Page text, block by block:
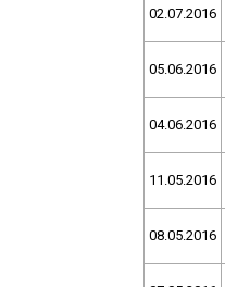
02.07.2016
05.06.2016
04.06.2016
11.05.2016
08.05.2016